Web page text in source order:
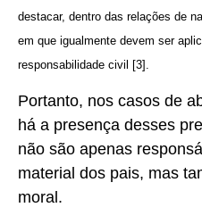
destacar, dentro das relações de
em que igualmente devem ser
responsabilidade civil [3].
Portanto, nos casos de
há a presença desses
não são apenas
material dos pais, mas
moral.